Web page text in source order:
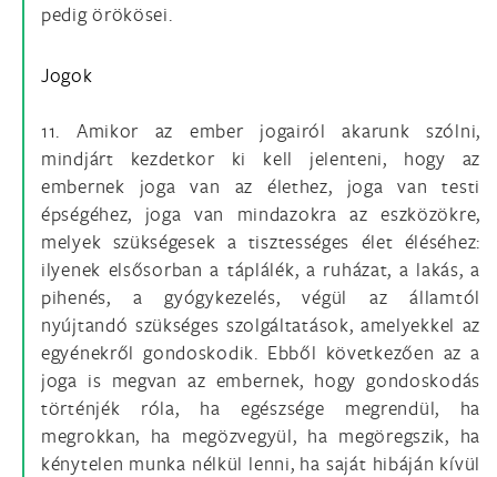
pedig örökösei.
Jogok
11. Amikor az ember jogairól akarunk szólni,
mindjárt kezdetkor ki kell jelenteni, hogy az
embernek joga van az élethez, joga van testi
épségéhez, joga van mindazokra az eszközökre,
melyek szükségesek a tisztességes élet éléséhez:
ilyenek elsősorban a táplálék, a ruházat, a lakás, a
pihenés, a gyógykezelés, végül az államtól
nyújtandó szükséges szolgáltatások, amelyekkel az
egyénekről gondoskodik. Ebből következően az a
joga is megvan az embernek, hogy gondoskodás
történjék róla, ha egészsége megrendül, ha
megrokkan, ha megözvegyül, ha megöregszik, ha
kénytelen munka nélkül lenni, ha saját hibáján kívül